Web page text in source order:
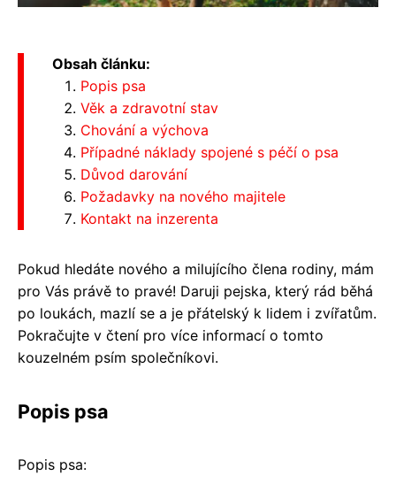
Obsah článku:
Popis psa
Věk a zdravotní stav
Chování a výchova
Případné náklady spojené s péčí o psa
Důvod darování
Požadavky na nového majitele
Kontakt na inzerenta
Pokud hledáte nového a milujícího člena rodiny, mám
pro Vás právě to pravé! Daruji pejska, který rád běhá
po loukách, mazlí se a je přátelský k lidem i zvířatům.
Pokračujte v čtení pro více informací o tomto
kouzelném psím společníkovi.
Popis psa
Popis psa: